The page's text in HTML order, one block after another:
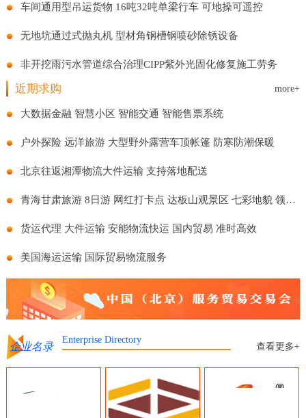
车间通用型吊运货物 16吨32吨单梁行车 可地操可遥控
无地坑通过式抛丸机 型材角钢槽钢喷砂除锈设备
非开挖雨污水管道综合治理CIPP紫外光固化修复施工劳务
近期求购 more+
大数据金融 智慧小区 智能交通 智能售票系统
户外探险 远洋旅游 大型野外露营车顶帐篷 防寒防潮保暖
北京往返湘潭物流大件运输 支持落地配送
青海甘肃旅游 8日游 网红打卡点 达板山观景区 七彩地貌 领略风景
货运代理 大件运输 安能物流快运 国内贸易 准时高效
美国海运运输 国际贸易物流服务
企业名录
Enterprise Directory
查看更多+